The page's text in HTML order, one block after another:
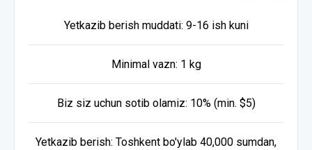
Yetkazib berish muddati: 9-16 ish kuni
Minimal vazn: 1 kg
Biz siz uchun sotib olamiz: 10% (min. $5)
Yetkazib berish: Toshkent bo'ylab 40,000 sumdan,